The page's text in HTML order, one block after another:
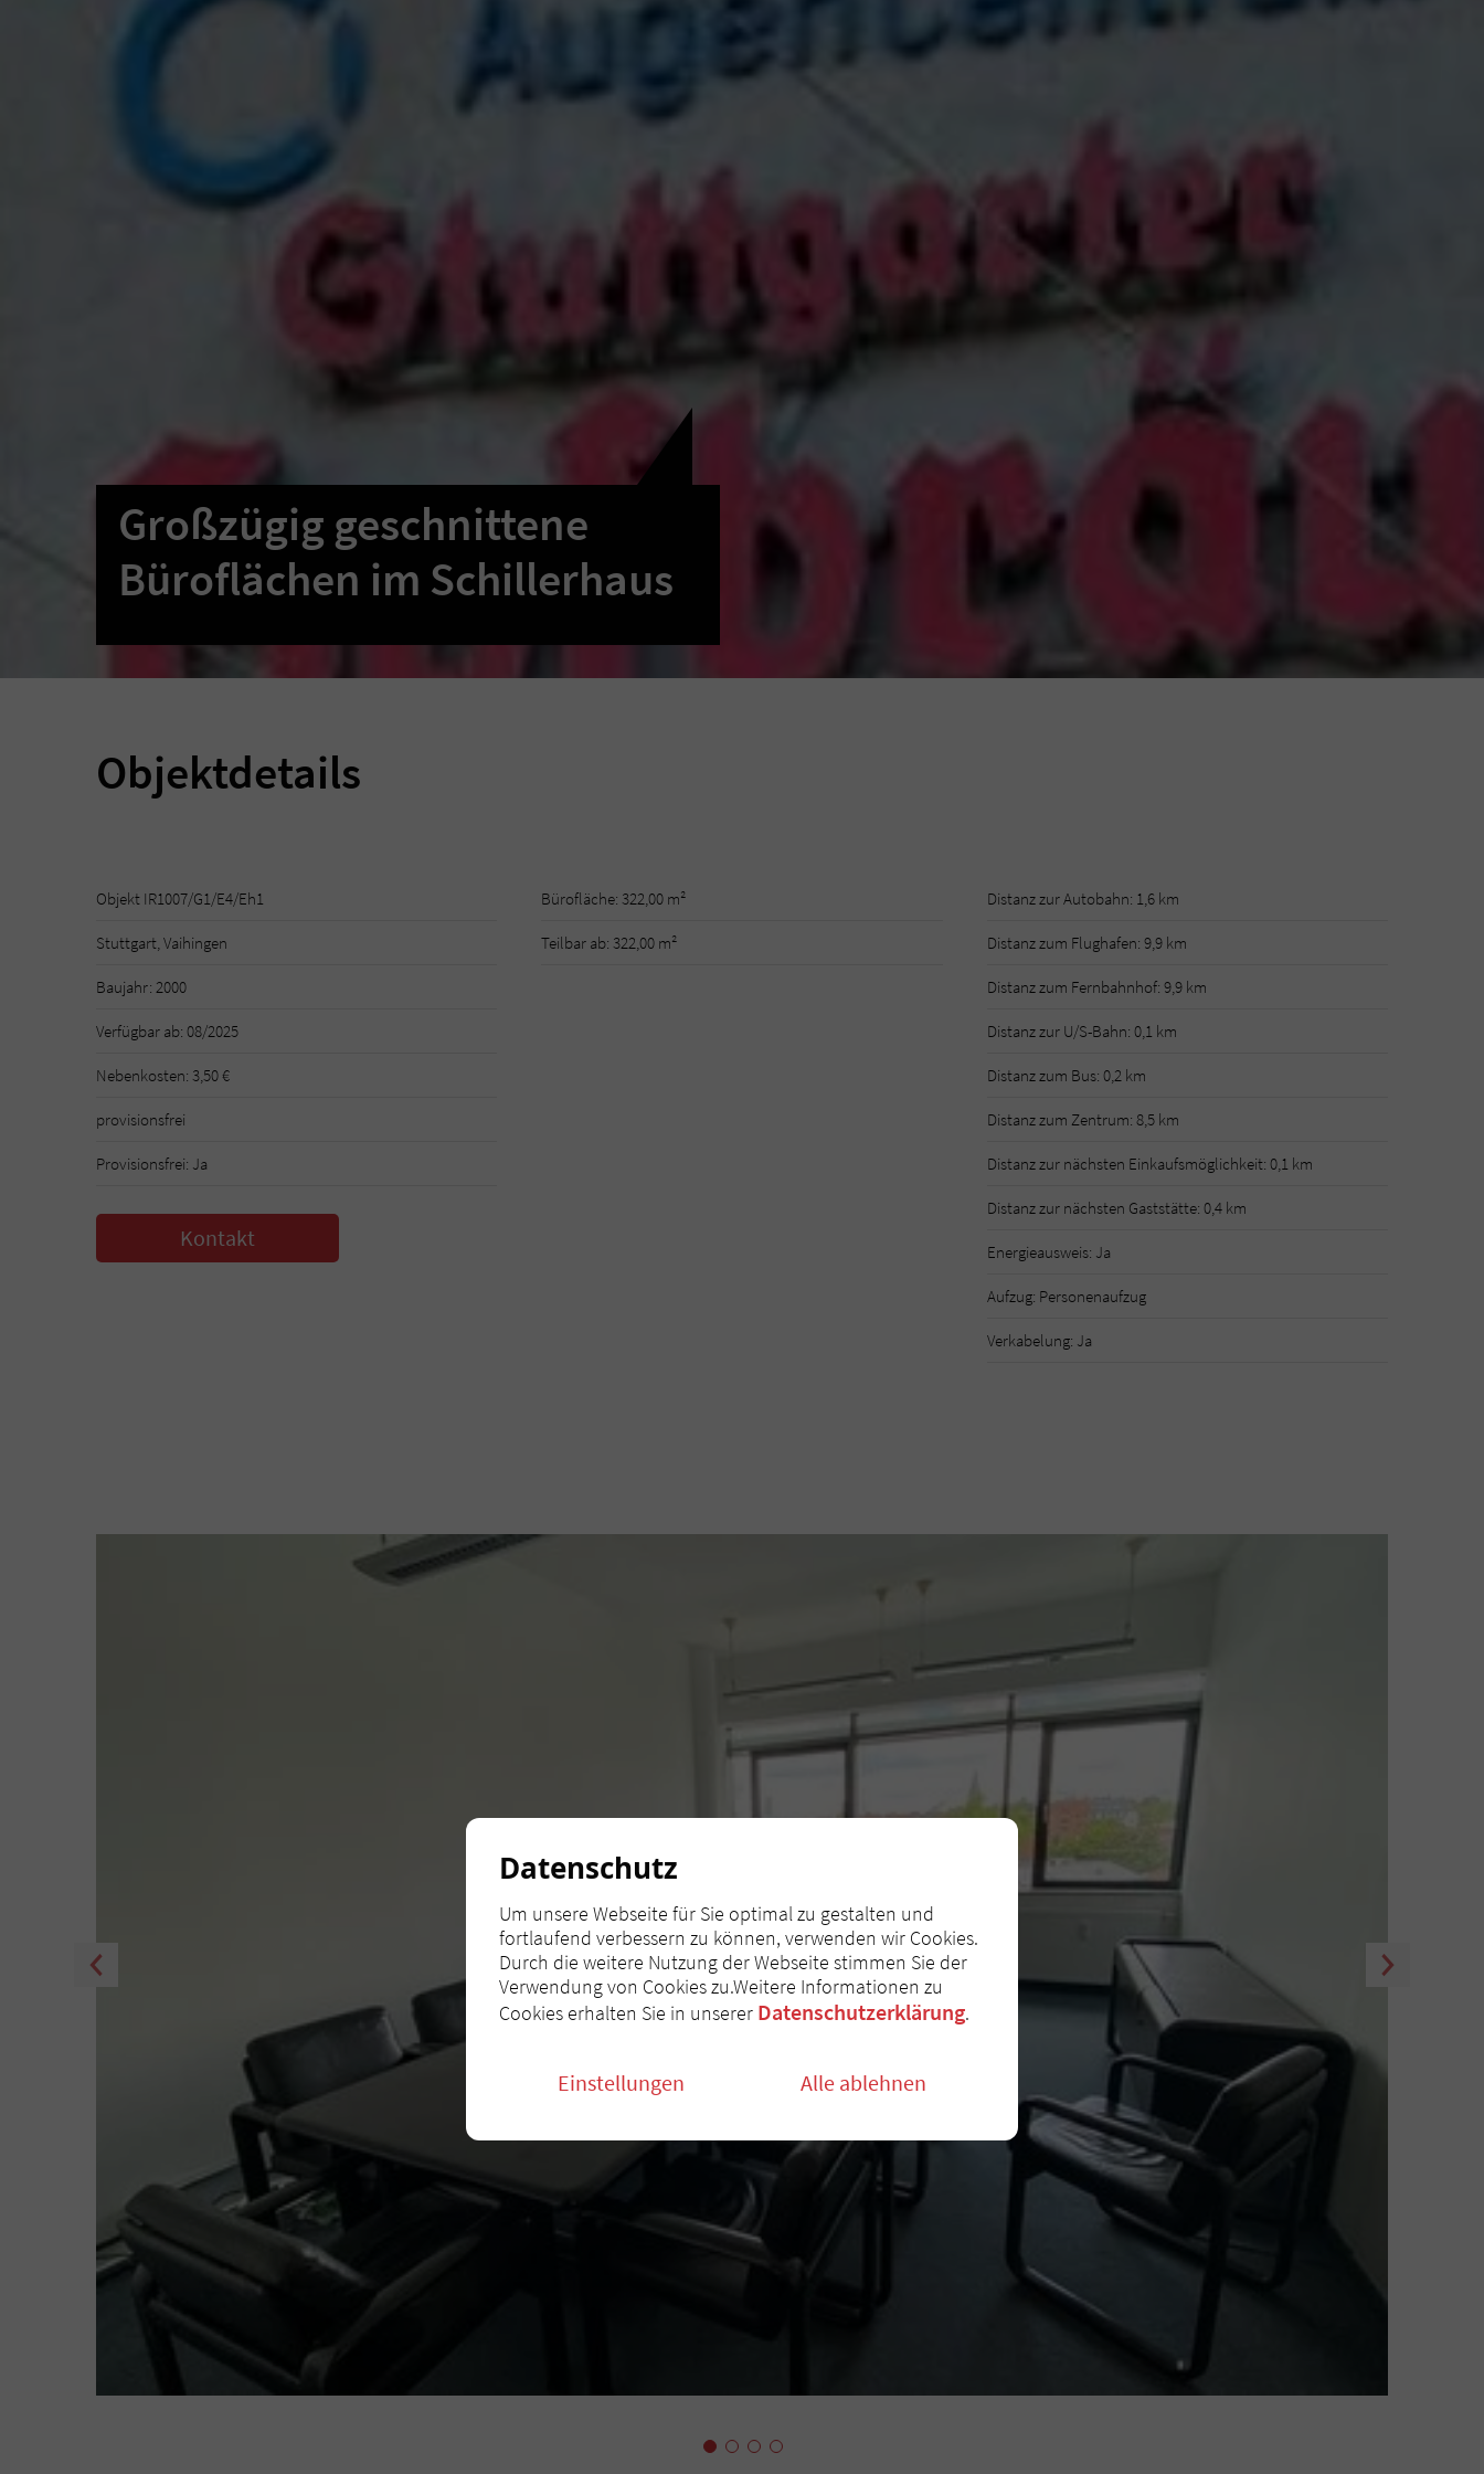
Großzügig geschnittene
Büroflächen im Schillerhaus
Objektdetails
Objekt IR1007/G1/E4/Eh1
Stuttgart, Vaihingen
Baujahr: 2000
Verfügbar ab: 08/2025
Nebenkosten: 3,50 €
provisionsfrei
Provisionsfrei: Ja
Kontakt
Bürofläche: 322,00 m²
Teilbar ab: 322,00 m²
Distanz zur Autobahn: 1,6 km
Distanz zum Flughafen: 9,9 km
Distanz zum Fernbahnhof: 9,9 km
Distanz zur U/S-Bahn: 0,1 km
Distanz zum Bus: 0,2 km
Distanz zum Zentrum: 8,5 km
Distanz zur nächsten Einkaufsmöglichkeit: 0,1 km
Distanz zur nächsten Gaststätte: 0,4 km
Energieausweis: Ja
Aufzug: Personenaufzug
Verkabelung: Ja
Datenschutz
Um unsere Webseite für Sie optimal zu gestalten und
fortlaufend verbessern zu können, verwenden wir Cookies.
Durch die weitere Nutzung der Webseite stimmen Sie der
Verwendung von Cookies zu.Weitere Informationen zu
Cookies erhalten Sie in unserer Datenschutzerklärung.
Einstellungen Alle ablehnen Alle akzeptieren